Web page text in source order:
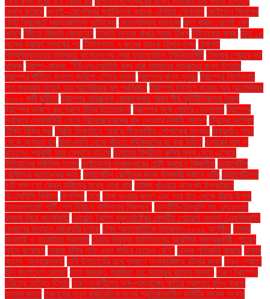
অর্জন করেছে জুলাই–সেপ্টেম্বর প্রান্তিকে ব্যাংক এশিয়ার লোকসান জেইডেন সিলসের
টেস্ট ক্রিকেটে আন্তর্জাতিক অভিষেক জেলেনস্কির প্রশংসা ঝাল খাবার খেলেই মেদ
কমবে টঙ্গীতে বিজিবি মোতায়েন টমেটো সতেজ রাখার সহজ টিপস টাইফয়েড জ্বর: টানা ১৫
মাসের ভয়াবহ সংঘর্ষের পর টিউলিপসহ ৭ জনের ব্যাংক হিসাব তলব টেকসই
বিশ্ববিদ্যালয়ের তালিকায় বাংলাদেশের সেরা ড্যাফোডিল ইউনিভার্সিটি টেসলার শেয়ারে বড়
ধাক্কা ট্রাম্প–মাস্ক: ‘ইউএসএআইডি বন্ধ করা আমাদের শত্রুদের জন্য উপহার
ট্রাম্পের ঘাঁটিতে জনমত জরিপে এগিয়ে কমলা ট্রাম্পের জন্য সুখবর ট্রাম্পের নির্দেশনায়
গত শুক্রবার ভয়েস অব আমেরিকার মূল প্রতিষ্ঠান ট্রাম্পের নির্দেশে ভয়েস অব আমেরিকার
১৩০০ কর্মী ছুটিতে ট্রাম্পের পরিকল্পনা মোকাবেলায় আরব শীর্ষ কূটনীতিকদের বৈঠক
ট্রাম্পের ভাষণে কংগ্রেসে তীব্র উত্তেজনা ট্রাম্পের সঙ্গে মোদির ফোনালাপ ট্রাম্পের
স্বাক্ষরে সেনাবাহিনী থেকে ট্রান্সজেন্ডারদের বাদ দেওয়ার নির্বাহী আদেশ ট্রেনের অগ্রিম
টিকিট বিক্রি শুরু ট্রেন্ডি ডিজাইনে 'সারা'র শীতকালীন পোশাকের সংগ্রহ ঠাকুরগাঁও শহর
থেকে অপহৃত হন ঠান্ডা-কাশি থেকে বাঁচতে বাইকারদের যা করা উচিত ডলারের দাম না
বাড়লেও প্রবাসী আয় যেভাবে বাড়ছে ডলারের বিপরীতে রুপির মূল্য নেমে এসেছে
ইতিহাসের সর্বনিম্ন স্তরে ডাইনোসর পুনরুদ্ধারের চেষ্টা করছেন বিজ্ঞানীরা ডায়াবেটিস
রোগীদের আতঙ্কের কারণ ডায়াবেটিস রোগীদের জন্য উপকারী সজনে ডাঁটা ডায়াবেটিসের
৪টি লক্ষণ যা কেবল নারীদের মধ্যে দেখা যায় ডালিম খাওয়ার অসংখ্য উপকারিতা
ডিএসসিসি নির্বাচন ডিপসিক ডেঙ্গু ডেঙ্গু হওয়ার কারণ এবং তার হাত থেকে বাঁচার উপায়
ডেভেলপমেন্ট পার্টি পেল নির্বাচন কমিশনের নিবন্ধন" ডেসটিনি-ইভ্যালি সহ এমএলএম
ব্যবসা নিয়ে সতর্কবার্তা ডোনাল্ড ট্রাম্প যুক্তরাষ্ট্রের কেন্দ্রীয় গোয়েন্দা সংস্থা (এফবিআই)
ড্রোনের মাধ্যমে নজরদারি চলছে ঢাকা আন্তর্জাতিক ম্যারাথন-২০২৫ অনুষ্ঠিত ঢাকায়
ছিনতাই ও ডাকাতির প্রবণতা ঢাকায় নিযুক্ত জাতিসংঘের আবাসিক সমন্বয়কারী গোয়েন
লুইস বলেছেন ঢাকায় হাঁটার গতি এখন গাড়ির চেয়েও বেশি'' ঢাকার পাইকারি বাজার' ঢাকার
বাতাস ‘অস্বাস্থ্যকর’ ঢাবি উপাচার্যের দুঃখ প্রকাশ অনাকাঙ্ক্ষিত ঘটনার জন্য তবুও শ্রোতা
হীন বাংলাদেশ বেতার” তবে আমরাও পরাজিত হব: মাহমুদুর রহমান মান্না" তরুণ ট্রাম্পের
চরিত্রে দুর্দান্ত স্ট্যান তরুণ-তরুণীদের অঙ্গ-প্রত্যঙ্গের ক্ষতির প্রবণতা বৃদ্ধি করছে
অ্যালকোহল তরুণদের নতুন রাজনৈতিক দলের প্রতিষ্ঠাকালীন কমিটির সদস্য সংখ্যা